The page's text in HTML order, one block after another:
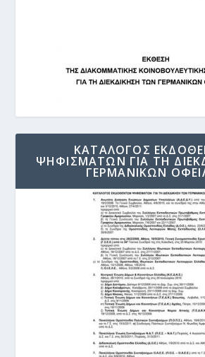
ΚΑΤΑΛΟΓΟΣ
ΨΗΦΙΣΜΑΤΩΝ ΓΙΑ ΤΗ
ΓΕΡΜΑΝΙΚΩΝ